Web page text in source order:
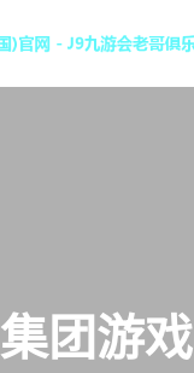
集团游戏